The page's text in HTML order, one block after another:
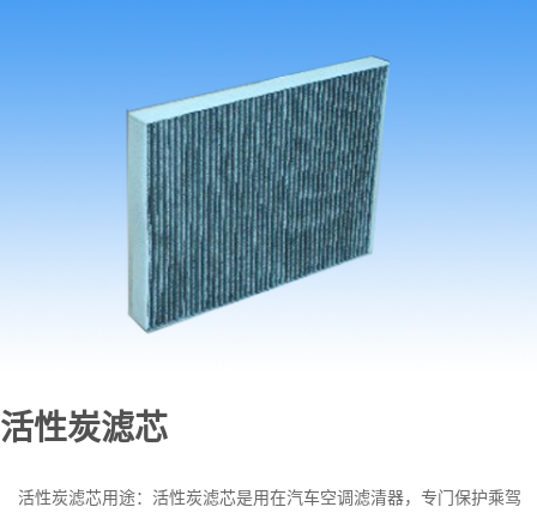
活性炭滤芯
活性炭滤芯用途：活性炭滤芯是用在汽车空调滤清器，专门保护乘驾